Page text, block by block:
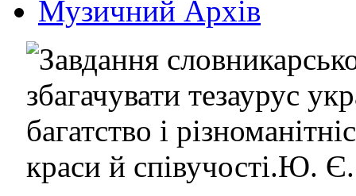
Музичний Архів